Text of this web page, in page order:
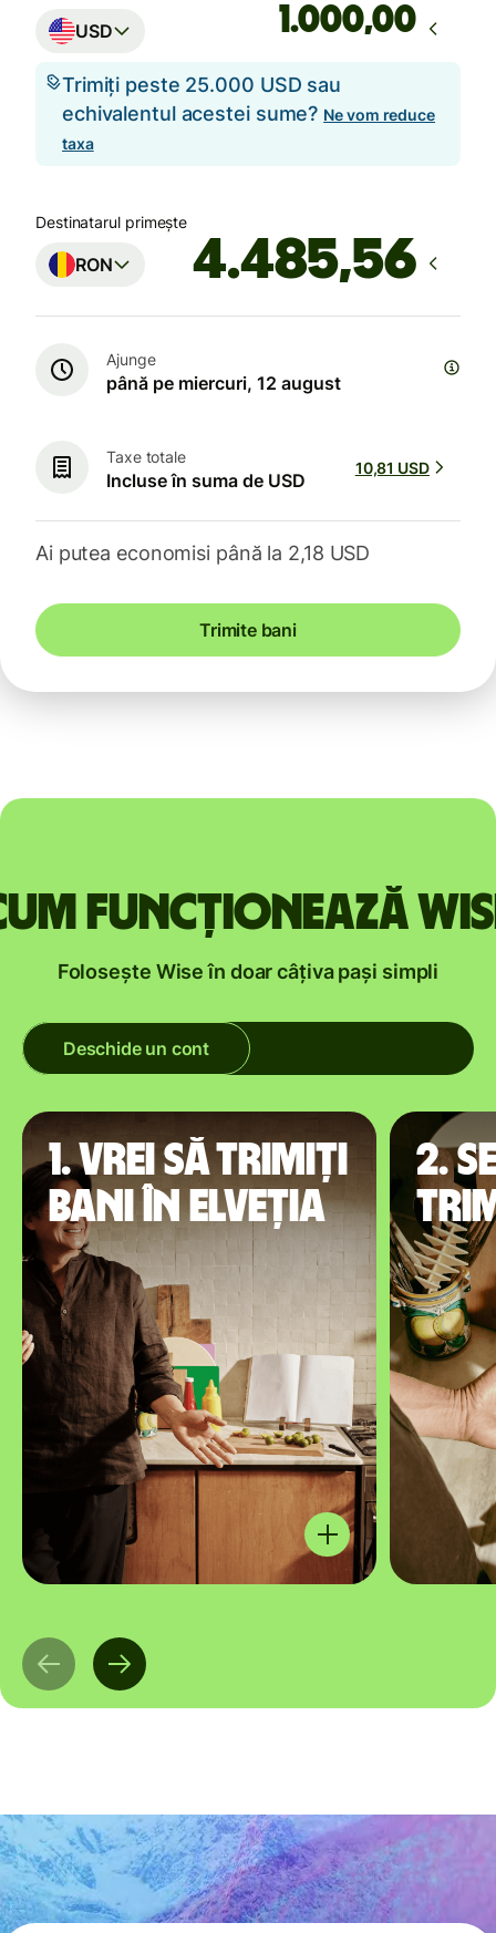
USD ,00
Trimiți peste 25.000 USD sau
echivalentul acestei sume? Ne vom reduce
taxa
Destinatarul primește
RON
Ajunge
până pe miercuri, 12 august
Taxe totale
Incluse în suma de USD
10,81 USD
Ai putea economisi până la 2,18 USD
Trimite bani
funcționează
Folosește Wise în doar câțiva pași simpli
Deschide un cont
1. Vrei să trimiți
bani în Elveția
2.